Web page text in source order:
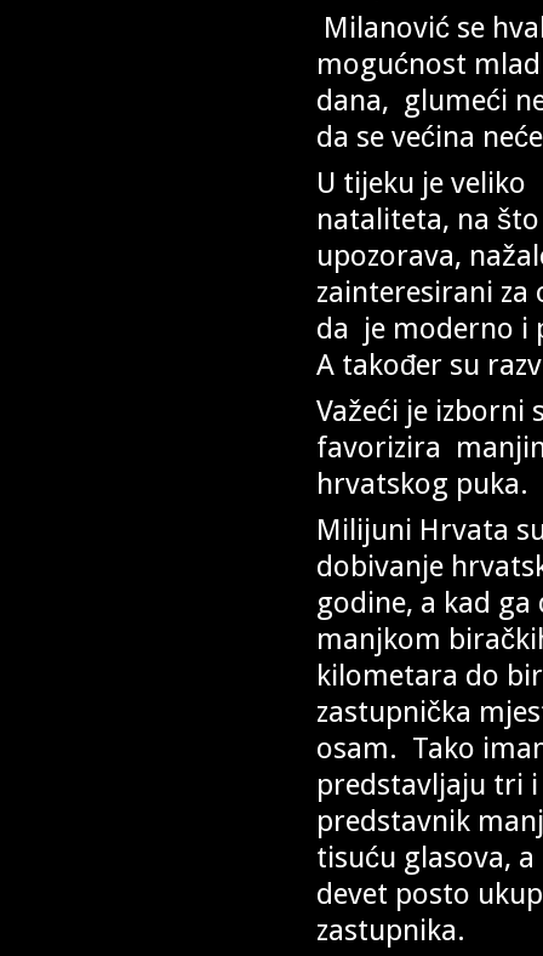
Milanović se
mogućnost
dana, glumeći
da se većina
U tijeku je
nataliteta, na
upozorava,
zainteresirani
da je moderno i
A također su
Važeći je izborni
favorizira
hrvatskog puka.
Milijuni Hrvata
dobivanje
godine, a kad
manjkom
kilometara do
zastupnička
osam. Tako
predstavljaju tri
predstavnik
tisuću glasova,
devet posto
zastupnika.